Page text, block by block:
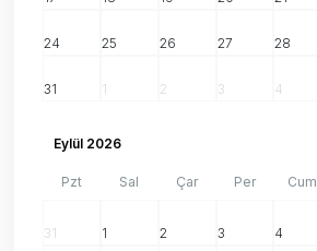
24 25 26 27 28
31 1 2 3 4
Eylül 2026
Pzt Sal Çar Per Cum
31 1 2 3 4